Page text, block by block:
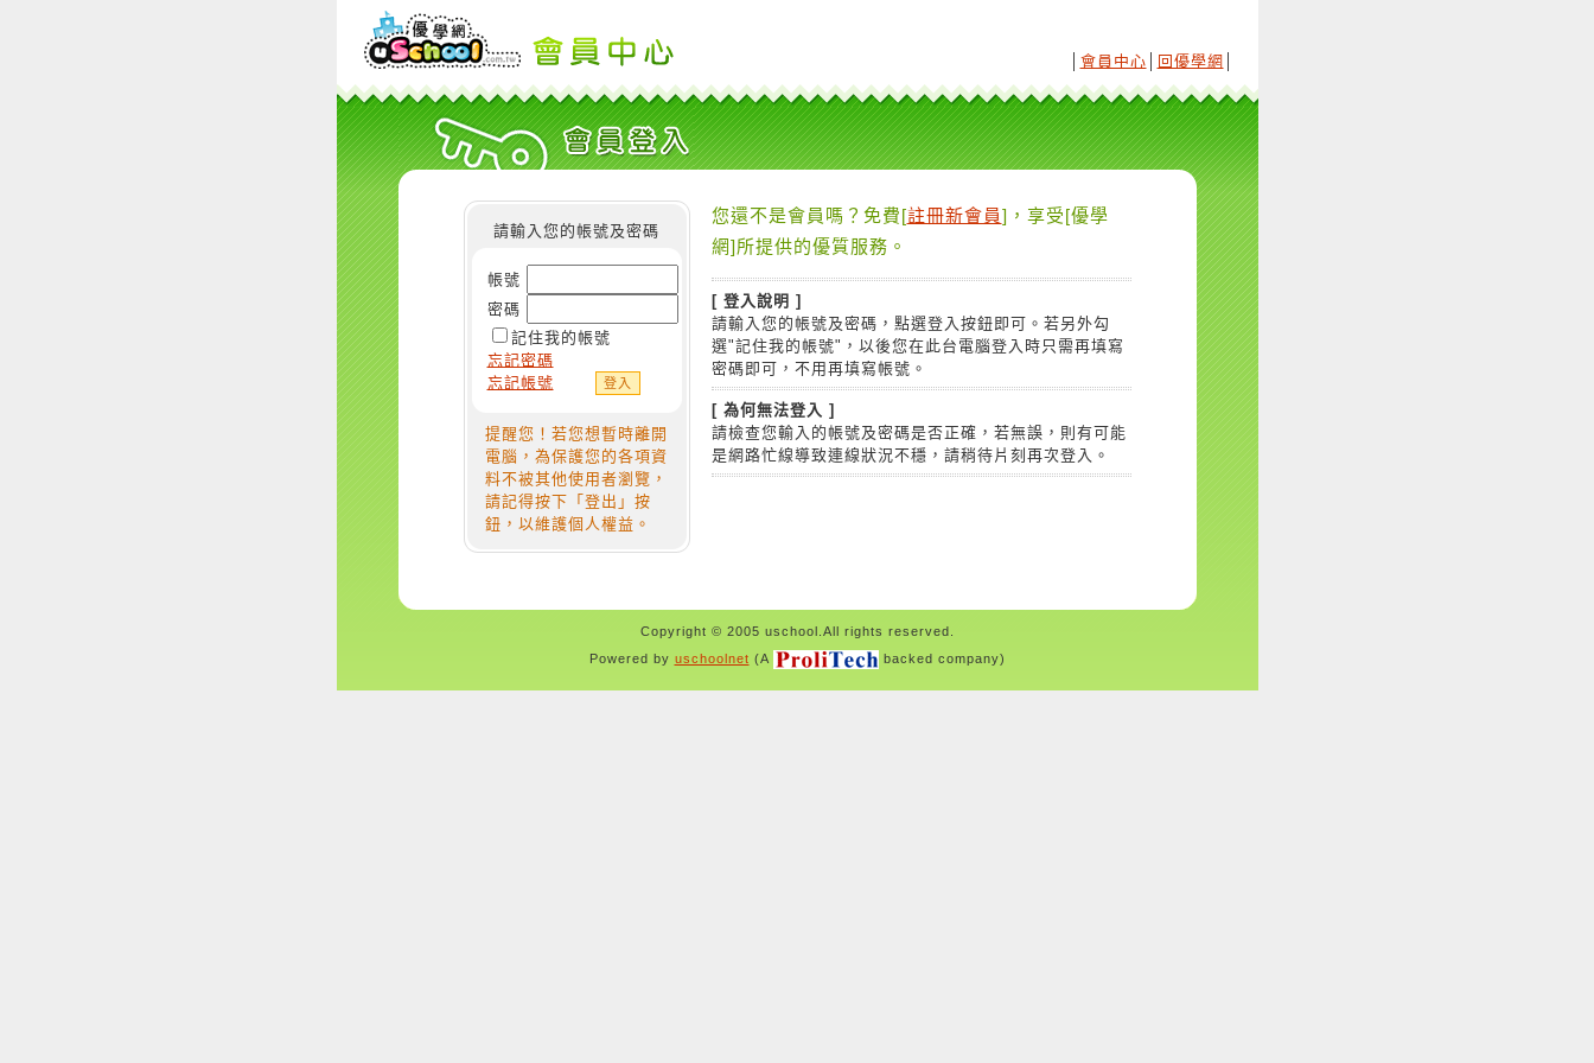
會員中心 回優學網
請輸入您的帳號及密碼
帳號
密碼
記住我的帳號
忘記密碼
忘記帳號
提醒您！若您想暫時離開
電腦，為保護您的各項資
料不被其他使用者瀏覽，
請記得按下「登出」按
鈕，以維護個人權益。
您還不是會員嗎？免費[註冊新會員]，享受[優學
網]所提供的優質服務。
[ 登入說明 ]
請輸入您的帳號及密碼，點選登入按鈕即可。若另外勾
選"記住我的帳號"，以後您在此台電腦登入時只需再填寫
密碼即可，不用再填寫帳號。
[ 為何無法登入 ]
請檢查您輸入的帳號及密碼是否正確，若無誤，則有可能
是網路忙線導致連線狀況不穩，請稍待片刻再次登入。
Copyright © 2005 uschool.All rights reserved.
Powered by uschoolnet (A backed company)